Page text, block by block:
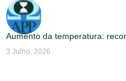
Aumento da temperatura:
3 Julho, 2026